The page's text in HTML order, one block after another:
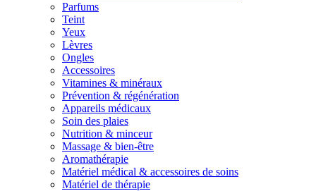
Parfums
Teint
Yeux
Lèvres
Ongles
Accessoires
Vitamines & minéraux
Prévention & régénération
Appareils médicaux
Soin des plaies
Nutrition & minceur
Massage & bien-être
Aromathérapie
Matériel médical & accessoires de soins
Matériel de thérapie